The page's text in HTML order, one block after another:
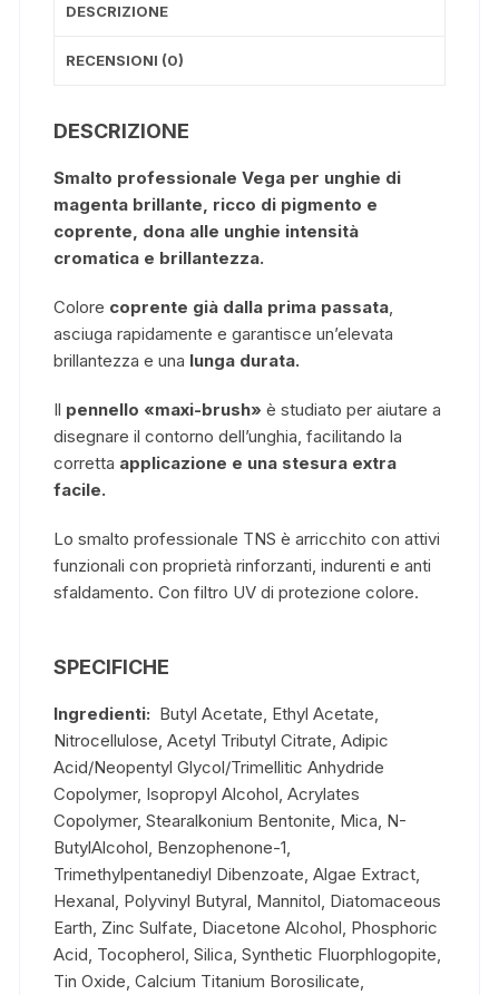
DESCRIZIONE
RECENSIONI (0)
DESCRIZIONE
Smalto professionale Vega per unghie di
magenta brillante, ricco di pigmento e
coprente, dona alle unghie intensità
cromatica e brillantezza.
Colore coprente già dalla prima passata,
asciuga rapidamente e garantisce un’elevata
brillantezza e una lunga durata.
Il pennello «maxi-brush» è studiato per aiutare a
disegnare il contorno dell’unghia, facilitando la
corretta applicazione e una stesura extra
facile.
Lo smalto professionale TNS è arricchito con attivi
funzionali con proprietà rinforzanti, indurenti e anti
sfaldamento. Con filtro UV di protezione colore.
SPECIFICHE
Ingredienti: Butyl Acetate, Ethyl Acetate,
Nitrocellulose, Acetyl Tributyl Citrate, Adipic
Acid/Neopentyl Glycol/Trimellitic Anhydride
Copolymer, Isopropyl Alcohol, Acrylates
Copolymer, Stearalkonium Bentonite, Mica, N-
ButylAlcohol, Benzophenone-1,
Trimethylpentanediyl Dibenzoate, Algae Extract,
Hexanal, Polyvinyl Butyral, Mannitol, Diatomaceous
Earth, Zinc Sulfate, Diacetone Alcohol, Phosphoric
Acid, Tocopherol, Silica, Synthetic Fluorphlogopite,
Tin Oxide, Calcium Titanium Borosilicate,